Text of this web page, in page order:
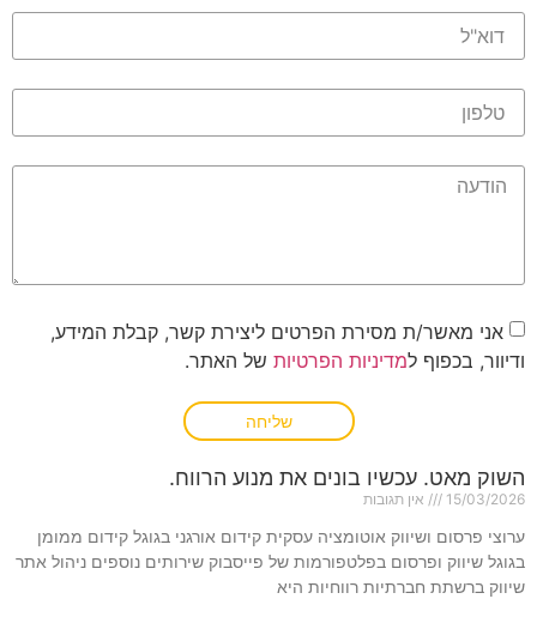
אני מאשר/ת מסירת הפרטים ליצירת קשר, קבלת המידע,
ודיוור, בכפוף למדיניות הפרטיותשל האתר.
שליחה
השוק מאט. עכשיו בונים את מנוע הרווח.
15/03/2026 אין תגובות
ערוצי פרסום ושיווק אוטומציה עסקית קידום אורגני בגוגל קידום ממומן
בגוגל שיווק ופרסום בפלטפורמות של פייסבוק שירותים נוספים ניהול אתר
שיווק ברשתת חברתיות רווחיות היא